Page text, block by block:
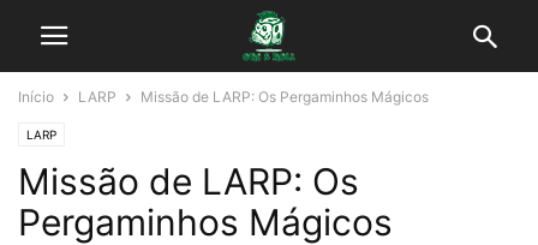
Início LARP Missão de LARP: Os Pergaminhos Mágicos
LARP
Missão de LARP: Os
Pergaminhos Mágicos